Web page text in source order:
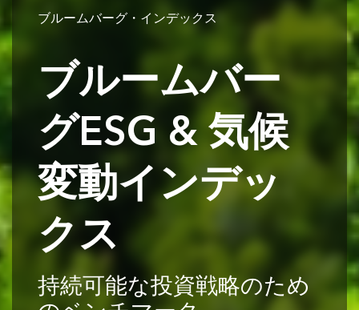
ブルームバーグ・インデックス
ブルームバー
グESG & 気候
変動インデッ
クス
持続可能な投資戦略のため